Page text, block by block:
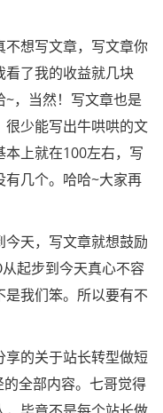
想写文章，写文章你
看了我的收益就几块
，当然！写文章也是
少能写出牛哄哄的文
上就在100左右，写
几个。哈哈~大家再
天，写文章就想鼓励
起步到今天真心不容
我们笨。所以要有不
的关于站长转型做短
全部内容。七哥觉得